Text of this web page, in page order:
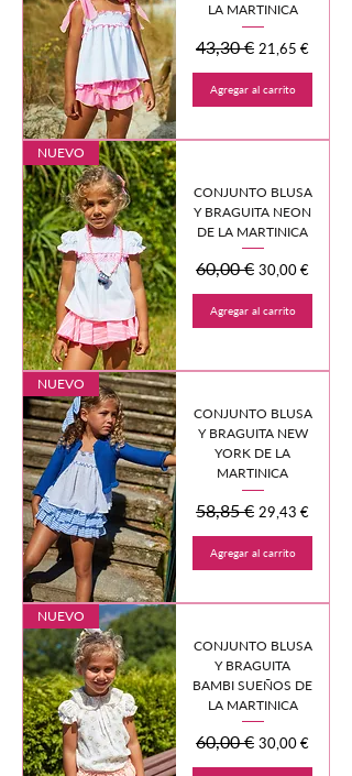
LA MARTINICA
Precio
43,30 € Precio de oferta
21,65 €
Agregar al carrito
NUEVO
CONJUNTO BLUSA
Y BRAGUITA NEON
DE LA MARTINICA
Precio
60,00 € Precio de oferta
30,00 €
Agregar al carrito
NUEVO
CONJUNTO BLUSA
Y BRAGUITA NEW
YORK DE LA
MARTINICA
Precio
58,85 € Precio de oferta
29,43 €
Agregar al carrito
NUEVO
CONJUNTO BLUSA
Y BRAGUITA
BAMBI SUEÑOS DE
LA MARTINICA
Precio
60,00 € Precio de oferta
30,00 €